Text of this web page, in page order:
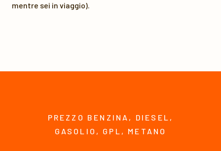
mentre sei in viaggio).
PREZZO BENZINA, DIESEL,
GASOLIO, GPL, METANO